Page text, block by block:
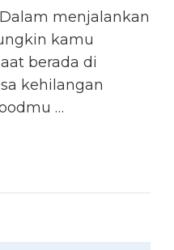
menjalankan
kamu
berada di
kehilangan
…